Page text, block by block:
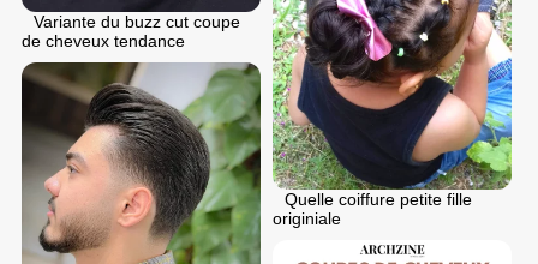
Variante du buzz cut coupe
de cheveux tendance
Quelle coiffure petite fille
originiale